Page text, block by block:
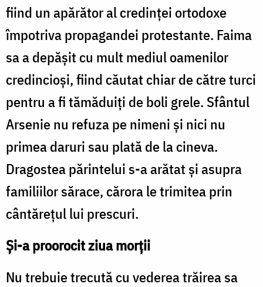
fiind un apărător al credinţei ortodoxe
împotriva propagandei protestante. Faima
sa a depăşit cu mult mediul oamenilor
credincioşi, fiind căutat chiar de către turci
pentru a fi tămăduiţi de boli grele. Sfântul
Arsenie nu refuza pe nimeni şi nici nu
primea daruri sau plată de la cineva.
Dragostea părintelui s-a arătat şi asupra
familiilor sărace, cărora le trimitea prin
cântăreţul lui prescuri.
Şi-a proorocit ziua morţii
Nu trebuie trecută cu vederea trăirea sa